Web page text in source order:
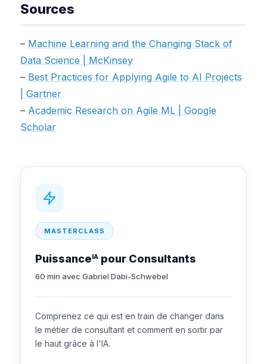
Sources
– Machine Learning and the Changing Stack of
Data Science | McKinsey
– Best Practices for Applying Agile to AI Projects
| Gartner
– Academic Research on Agile ML | Google
Scholar
MASTERCLASS
Puissance IA pour Consultants
60 min avec Gabriel Dabi-Schwebel
Comprenez ce qui est en train de changer dans
le métier de consultant et comment en sortir par
le haut grâce à l'IA.